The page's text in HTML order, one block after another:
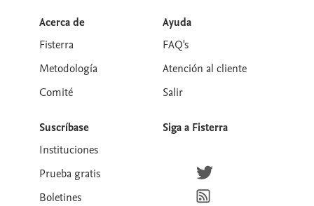
Acerca de
Fisterra
Metodología
Comité
Suscríbase
Instituciones
Prueba gratis
Boletines
Ayuda
FAQ's
Atención al cliente
Salir
Siga a Fisterra
Síguenos en Twitter
Suscríbete para recibir